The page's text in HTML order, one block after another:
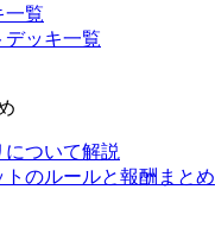
一覧
デッキ一覧
について解説
トのルールと報酬まとめ